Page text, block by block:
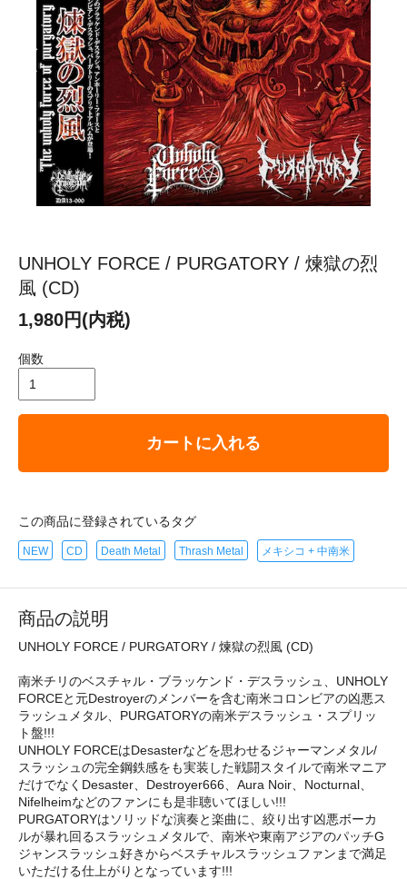
UNHOLY FORCE / PURGATORY / 煉獄の烈
風 (CD)
1,980円(内税)
個数
カートに入れる
この商品に登録されているタグ
NEW CD Death Metal Thrash Metal メキシコ + 中南米
商品の説明
UNHOLY FORCE / PURGATORY / 煉獄の烈風 (CD)
南米チリのベスチャル・ブラッケンド・デスラッシュ、UNHOLY
FORCEと元Destroyerのメンバーを含む南米コロンビアの凶悪ス
ラッシュメタル、PURGATORYの南米デスラッシュ・スプリッ
ト盤!!!
UNHOLY FORCEはDesasterなどを思わせるジャーマンメタル/
スラッシュの完全鋼鉄感をも実装した戦闘スタイルで南米マニア
だけでなくDesaster、Destroyer666、Aura Noir、Nocturnal、
Nifelheimなどのファンにも是非聴いてほしい!!!
PURGATORYはソリッドな演奏と楽曲に、絞り出す凶悪ボーカ
ルが暴れ回るスラッシュメタルで、南米や東南アジアのパッチG
ジャンスラッシュ好きからベスチャルスラッシュファンまで満足
いただける仕上がりとなっています!!!